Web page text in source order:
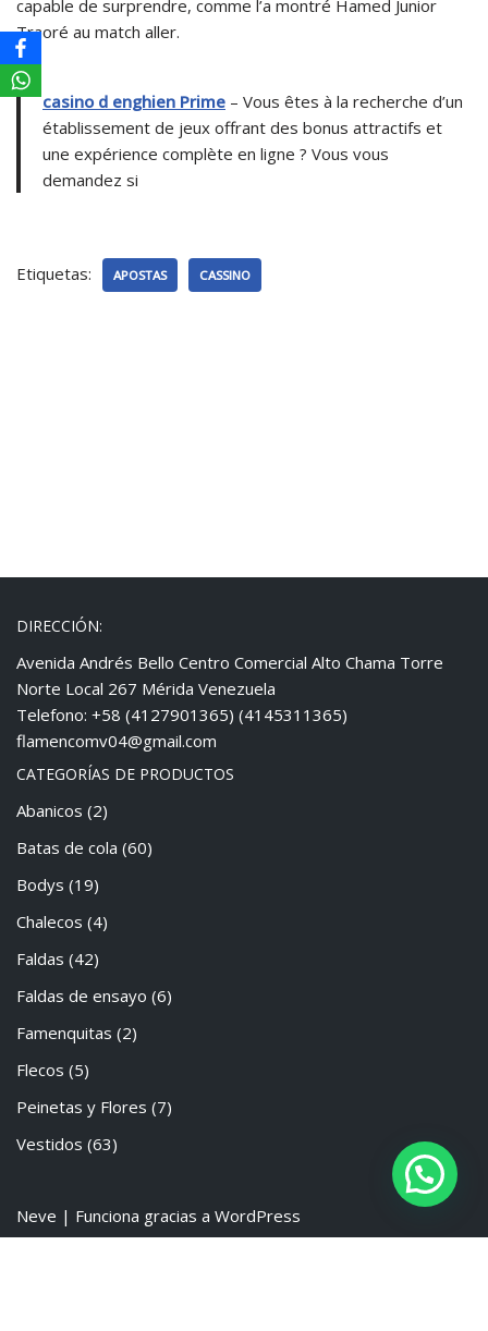
capable de surprendre, comme l’a montré Hamed Junior
Traoré au match aller.
casino d enghien Prime – Vous êtes à la recherche d’un
établissement de jeux offrant des bonus attractifs et
une expérience complète en ligne ? Vous vous
demandez si
Etiquetas: APOSTAS CASSINO
DIRECCIÓN:
Avenida Andrés Bello Centro Comercial Alto Chama Torre
Norte Local 267 Mérida Venezuela
Telefono: +58 (4127901365) (4145311365)
flamencomv04@gmail.com
CATEGORÍAS DE PRODUCTOS
Abanicos (2)
Batas de cola (60)
Bodys (19)
Chalecos (4)
Faldas (42)
Faldas de ensayo (6)
Famenquitas (2)
Flecos (5)
Peinetas y Flores (7)
Vestidos (63)
Neve | Funciona gracias a WordPress